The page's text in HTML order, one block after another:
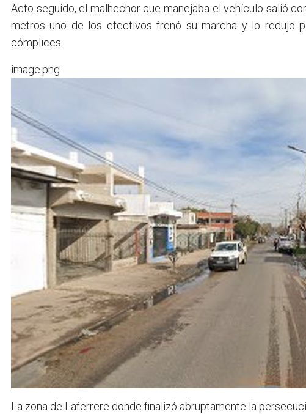
Acto seguido, el malhechor que manejaba el vehículo salió
metros uno de los efectivos frenó su marcha y lo redujo
cómplices.
image.png
La zona de Laferrere donde finalizó abruptamente la